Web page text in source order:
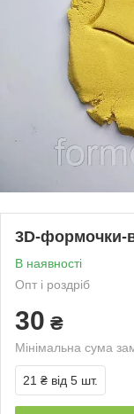
3D-формочки-
В наявності
Опт і роздріб
30 ₴
Мінімальна сума
21 ₴ від 5 шт.